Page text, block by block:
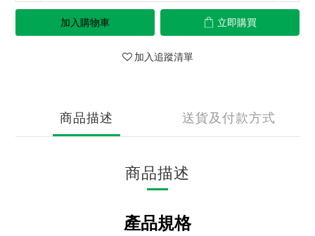
加入購物車 立即購買
加入追蹤清單
商品描述 送貨及付款方式
商品描述
產品規格